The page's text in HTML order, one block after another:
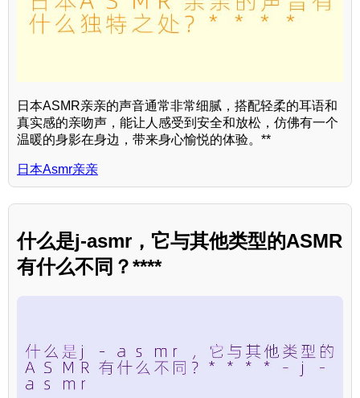
日本ASMR亲亲的声音通常非常细腻，搭配轻柔的耳语和
真实感的亲吻声，能让人感受到安全和放松，仿佛有一个
温暖的身影在身边，带来身心愉悦的体验。**
日本Asmr亲亲
什么是j-asmr，它与其他类型的ASMR
有什么不同？****